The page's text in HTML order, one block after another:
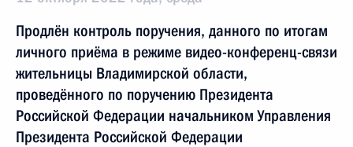
Продлён контроль поручения, данного по итогам
личного приёма в режиме видео-конференц-связи
жительницы Владимирской области,
проведённого по поручению Президента
Российской Федерации начальником Управления
Президента Российской Федерации